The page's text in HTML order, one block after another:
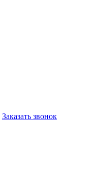
Заказать звонок